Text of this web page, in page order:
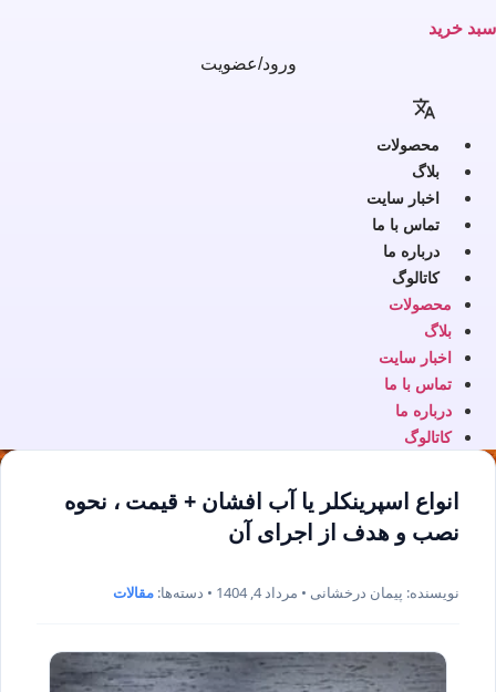
خرید
ورود/عضویت
محصولات
بلاگ
اخبار سایت
تماس با ما
درباره ما
کاتالوگ
محصولات
بلاگ
اخبار سایت
تماس با ما
درباره ما
کاتالوگ
انواع اسپرینکلر یا آب افشان + قیمت ، نحوه
نصب و هدف از اجرای آن
نویسنده: پیمان درخشانی • مرداد 4, 1404 • دسته‌ها: مقالات